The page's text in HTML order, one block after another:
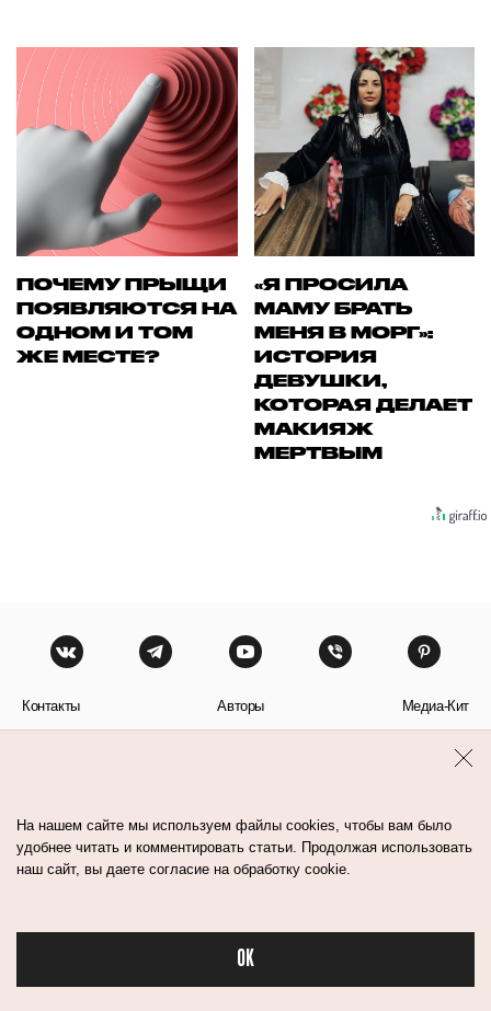
Бьюти в спорте
ПОЧЕМУ ПРЫЩИ
ПОЯВЛЯЮТСЯ НА
ОДНОМ И ТОМ
ЖЕ МЕСТЕ?
«Я ПРОСИЛА
МАМУ БРАТЬ
МЕНЯ В МОРГ»:
ИСТОРИЯ
ДЕВУШКИ,
КОТОРАЯ ДЕЛАЕТ
МАКИЯЖ
МЕРТВЫМ
Контакты Авторы Медиа-Кит
На нашем сайте мы используем файлы cookies, чтобы вам было
удобнее читать и комментировать статьи. Продолжая использовать
наш сайт, вы даете согласие на обработку cookie.
OK